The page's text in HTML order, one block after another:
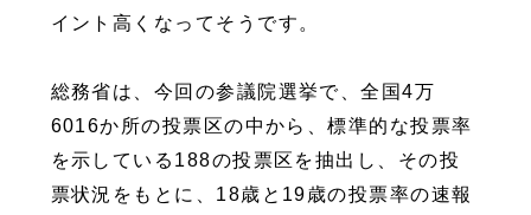
イント高くなってそうです。
総務省は、今回の参議院選挙で、全国4万
6016か所の投票区の中から、標準的な投票率
を示している188の投票区を抽出し、その投
票状況をもとに、18歳と19歳の投票率の速報